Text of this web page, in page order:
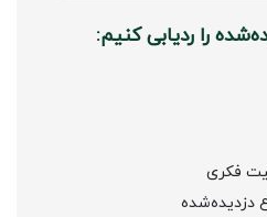
را ردیابی کنیم:
فکری
دزدیده‌شده